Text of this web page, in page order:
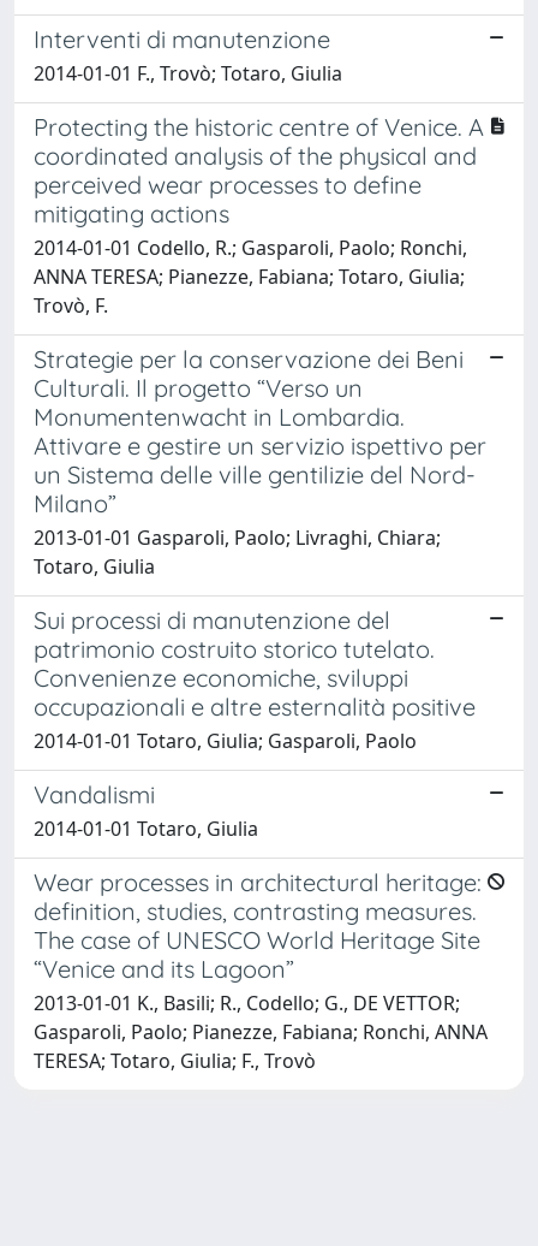
Interventi di manutenzione
2014-01-01 F., Trovò; Totaro, Giulia
Protecting the historic centre of Venice. A
coordinated analysis of the physical and
perceived wear processes to define
mitigating actions
2014-01-01 Codello, R.; Gasparoli, Paolo; Ronchi,
ANNA TERESA; Pianezze, Fabiana; Totaro, Giulia;
Trovò, F.
Strategie per la conservazione dei Beni
Culturali. Il progetto “Verso un
Monumentenwacht in Lombardia.
Attivare e gestire un servizio ispettivo per
un Sistema delle ville gentilizie del Nord-
Milano”
2013-01-01 Gasparoli, Paolo; Livraghi, Chiara;
Totaro, Giulia
Sui processi di manutenzione del
patrimonio costruito storico tutelato.
Convenienze economiche, sviluppi
occupazionali e altre esternalità positive
2014-01-01 Totaro, Giulia; Gasparoli, Paolo
Vandalismi
2014-01-01 Totaro, Giulia
Wear processes in architectural heritage:
definition, studies, contrasting measures.
The case of UNESCO World Heritage Site
“Venice and its Lagoon”
2013-01-01 K., Basili; R., Codello; G., DE VETTOR;
Gasparoli, Paolo; Pianezze, Fabiana; Ronchi, ANNA
TERESA; Totaro, Giulia; F., Trovò